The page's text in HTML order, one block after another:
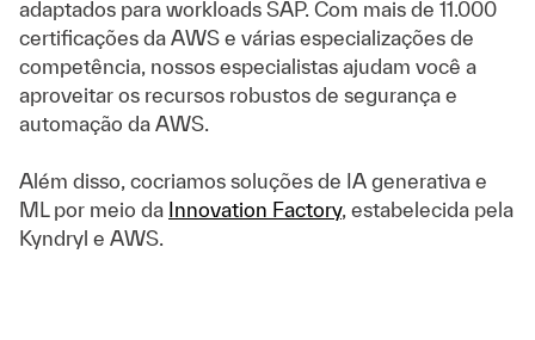
adaptados para workloads SAP. Com mais de 11.000
certificações da AWS e várias especializações de
competência, nossos especialistas ajudam você a
aproveitar os recursos robustos de segurança e
automação da AWS.
Além disso, cocriamos soluções de IA generativa e
ML por meio da Innovation Factory, estabelecida pela
Kyndryl e AWS.